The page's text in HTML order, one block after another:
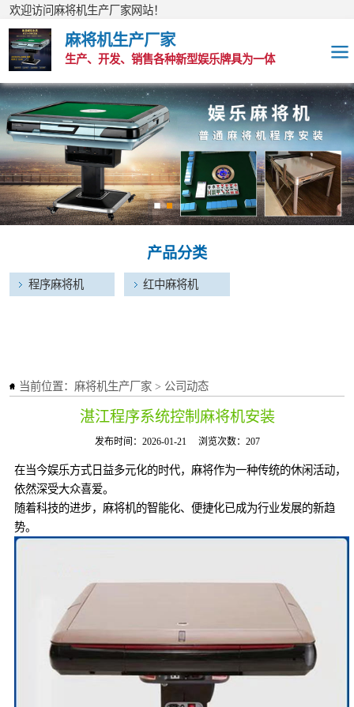
欢迎访问麻将机生产厂家网站！
麻将机生产厂家
生产、开发、销售各种新型娱乐牌具为一体
当前位置： 麻将机生产厂家 > 公司动态
湛江程序系统控制麻将机安装
发布时间：2026-01-21 浏览次数：207
在当今娱乐方式日益多元化的时代，麻将作为一种传统的休闲活动，
依然深受大众喜爱。
随着科技的进步，麻将机的智能化、便捷化已成为行业发展的新趋
势。
产品分类
程序麻将机 红中麻将机
程序麻将机
红中麻将机